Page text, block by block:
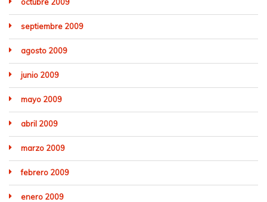
septiembre 2009
agosto 2009
junio 2009
mayo 2009
abril 2009
marzo 2009
febrero 2009
enero 2009